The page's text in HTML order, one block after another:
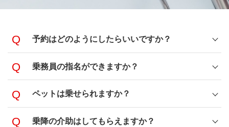
予約はどのようにしたらいいですか？
乗務員の指名ができますか？
ペットは乗せられますか？
乗降の介助はしてもらえますか？